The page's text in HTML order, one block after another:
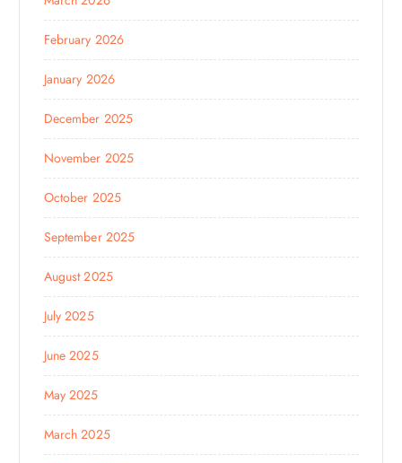
February 2026
January 2026
December 2025
November 2025
October 2025
September 2025
August 2025
July 2025
June 2025
May 2025
March 2025